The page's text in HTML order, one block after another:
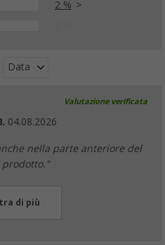
Più di100)
2 %
Data
Valutazione verificata
04.08.2026
nella parte anteriore del
prodotto."
di più